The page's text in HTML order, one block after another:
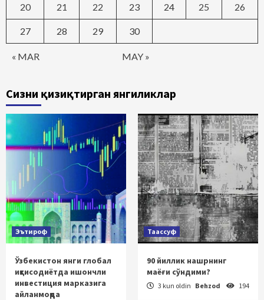
« MAR MAY »
20 21 22 23 24 25 26
27 28 29 30
Сизни қизиқтирган янгиликлар
Эътироф
Ўзбекистон янги глобал
иқтисодиётда ишончли
инвестиция марказига
айланмоқда
Таассуф
90 йиллик нашрнинг
маёғи сўндими?
3 kun oldin Behzod 194